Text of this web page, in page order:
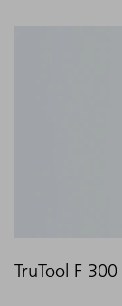
TruTool F 300